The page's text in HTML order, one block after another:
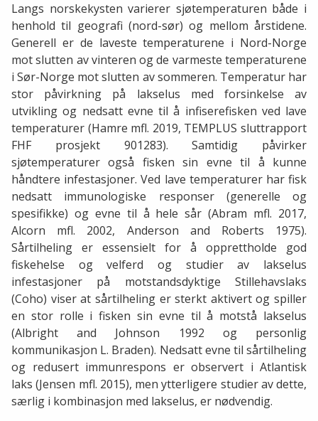
Langs norskekysten varierer sjøtemperaturen både i
henhold til geografi (nord-sør) og mellom årstidene.
Generell er de laveste temperaturene i Nord-Norge
mot slutten av vinteren og de varmeste temperaturene
i Sør-Norge mot slutten av sommeren. Temperatur har
stor påvirkning på lakselus med forsinkelse av
utvikling og nedsatt evne til å infiserefisken ved lave
temperaturer (Hamre mfl. 2019, TEMPLUS sluttrapport
FHF prosjekt 901283). Samtidig påvirker
sjøtemperaturer også fisken sin evne til å kunne
håndtere infestasjoner. Ved lave temperaturer har fisk
nedsatt immunologiske responser (generelle og
spesifikke) og evne til å hele sår (Abram mfl. 2017,
Alcorn mfl. 2002, Anderson and Roberts 1975).
Sårtilheling er essensielt for å opprettholde god
fiskehelse og velferd og studier av lakselus
infestasjoner på motstandsdyktige Stillehavslaks
(Coho) viser at sårtilheling er sterkt aktivert og spiller
en stor rolle i fisken sin evne til å motstå lakselus
(Albright and Johnson 1992 og personlig
kommunikasjon L. Braden). Nedsatt evne til sårtilheling
og redusert immunrespons er observert i Atlantisk
laks (Jensen mfl. 2015), men ytterligere studier av dette,
særlig i kombinasjon med lakselus, er nødvendig.